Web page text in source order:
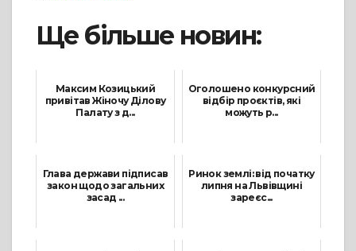
Ще більше новин:
Максим Козицький
привітав Жіночу Ділову
Палату з д...
Оголошено конкурсний
відбір проєктів, які
можуть р...
Глава держави підписав
закон щодо загальних
засад ...
Ринок землі: від початку
липня на Львівщині
зареєс...